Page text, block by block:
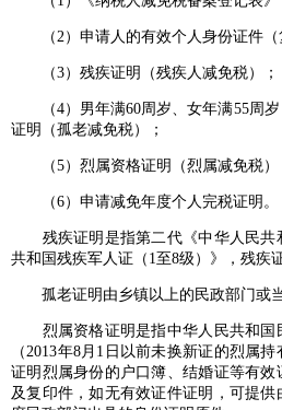
（2）申请人的有效个人身份证件（
（3）残疾证明（残疾人减免税）；
（4）男年满60周岁、女年满55周岁
证明（孤老减免税）；
（5）烈属资格证明（烈属减免税）
（6）申请减免年度个人完税证明。
残疾证明是指第二代《中华人民共
共和国残疾军人证（1至8级）》，残疾
孤老证明由乡镇以上的民政部门或当
烈属资格证明是指中华人民共和国
（2013年8月1日以前未换新证的烈属
证明烈属身份的户口簿、结婚证等有效
及复印件，如无有效证件证明，可提